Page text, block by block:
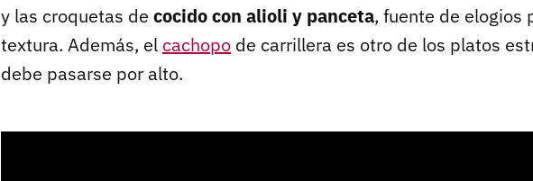
y las croquetas de cocido con alioli y panceta, fuente de elogios
textura. Además, el cachopo de carrillera es otro de los platos
debe pasarse por alto.